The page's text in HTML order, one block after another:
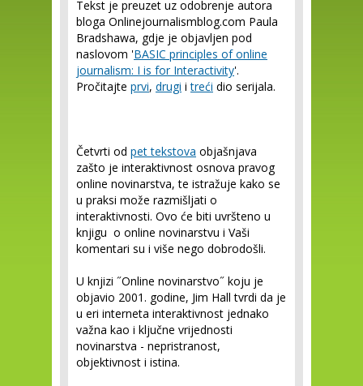
Tekst je preuzet uz odobrenje autora
bloga Onlinejournalismblog.com Paula
Bradshawa, gdje je objavljen pod
naslovom 'BASIC principles of online
journalism: I is for Interactivity'.
Pročitajte prvi, drugi itreći dio serijala.
Četvrti od pet tekstova objašnjava
zašto je interaktivnost osnova pravog
online novinarstva, te istražuje kako se
u praksi može razmišljati o
interaktivnosti. Ovo će biti uvršteno u
knjigu o online novinarstvu i Vaši
komentari su i više nego dobrodošli.
U knjizi ˝Online novinarstvo˝ koju je
objavio 2001. godine, Jim Hall tvrdi da je
u eri interneta interaktivnost jednako
važna kao i ključne vrijednosti
novinarstva - nepristranost,
objektivnost i istina.